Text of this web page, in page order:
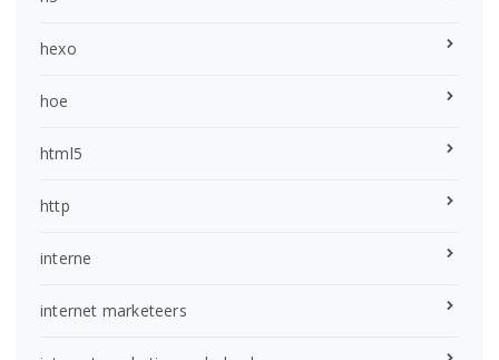
hexo
hoe
html5
http
interne
internet marketeers